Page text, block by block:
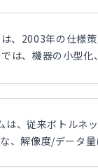
、2003年の仕様
は、機器の小型
、従来ボトルネ
、解像度/データ